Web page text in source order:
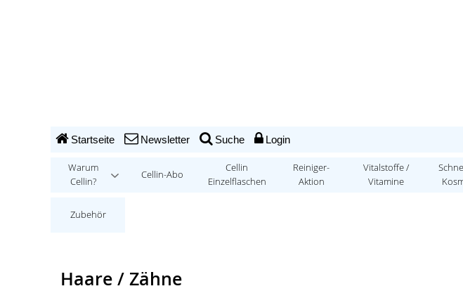
Startseite Newsletter Suche Login
Warum
Cellin?
Cellin-Abo
Cellin
Einzelflaschen
Reiniger-
Aktion
Vitalstoffe /
Vitamine
Zubehör
Haare / Zähne